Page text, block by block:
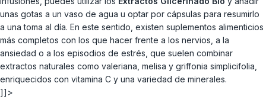
unas gotas a un vaso de agua u optar por cápsulas para resumirlo
a una toma al día. En este sentido, existen suplementos alimenticios
más completos con los que hacer frente a los nervios, a la
ansiedad o a los episodios de estrés, que suelen combinar
extractos naturales como valeriana, melisa y griffonia simplicifolia,
enriquecidos con vitamina C y una variedad de minerales.
]]>